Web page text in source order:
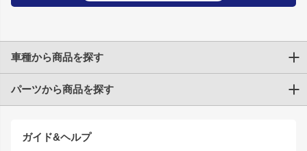
ガイド&ヘルプ
車種から商品を探す
トヨタ
JZX90 CHASER
パーツから商品を探す
エアロシリーズ